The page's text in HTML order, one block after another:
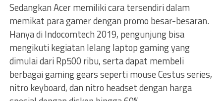
Sedangkan Acer memiliki cara tersendiri dalam
memikat para gamer dengan promo besar-besaran.
Hanya di Indocomtech 2019, pengunjung bisa
mengikuti kegiatan lelang laptop gaming yang
dimulai dari Rp500 ribu, serta dapat membeli
berbagai gaming gears seperti mouse Cestus series,
nitro keyboard, dan nitro headset dengan harga